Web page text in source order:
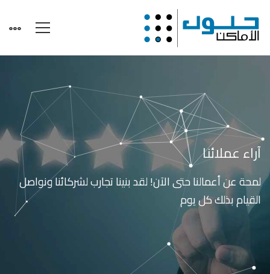
عملائنا
آراء عملائنا
لمحة عن أعمالنا حتى الآن! لقد بنينا تجارب لشركائنا ونواصل
القيام بذلك كل يوم